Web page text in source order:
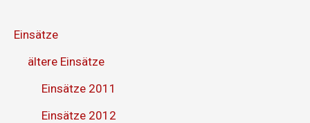
Einsätze
ältere Einsätze
Einsätze 2011
Einsätze 2012